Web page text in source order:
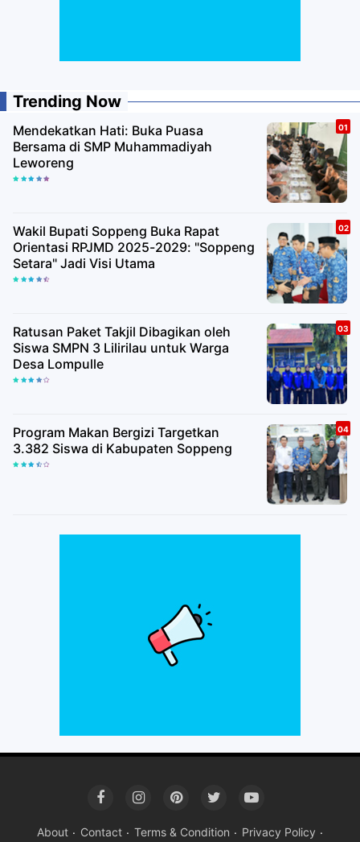
Trending Now
Mendekatkan Hati: Buka Puasa
Bersama di SMP Muhammadiyah
Leworeng
Wakil Bupati Soppeng Buka Rapat
Orientasi RPJMD 2025-2029: "Soppeng
Setara" Jadi Visi Utama
Ratusan Paket Takjil Dibagikan oleh
Siswa SMPN 3 Lilirilau untuk Warga
Desa Lompulle
Program Makan Bergizi Targetkan
3.382 Siswa di Kabupaten Soppeng
About Contact Terms & Condition Privacy Policy